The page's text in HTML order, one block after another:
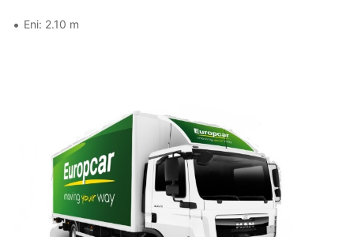
Eni: 2.10 m